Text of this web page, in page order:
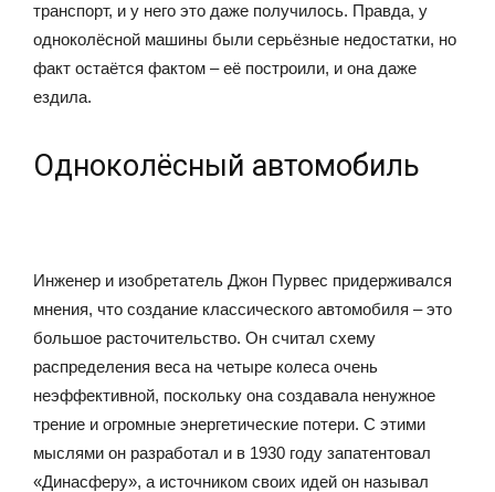
транспорт, и у него это даже получилось. Правда, у
одноколёсной машины были серьёзные недостатки, но
факт остаётся фактом – её построили, и она даже
ездила.
Одноколёсный автомобиль
Инженер и изобретатель Джон Пурвес придерживался
мнения, что создание классического автомобиля – это
большое расточительство. Он считал схему
распределения веса на четыре колеса очень
неэффективной, поскольку она создавала ненужное
трение и огромные энергетические потери. С этими
мыслями он разработал и в 1930 году запатентовал
«Динасферу», а источником своих идей он называл